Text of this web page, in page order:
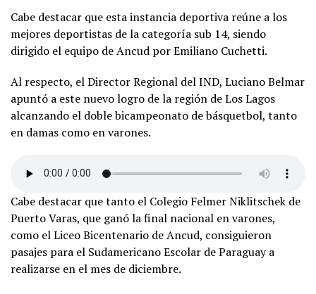
Cabe destacar que esta instancia deportiva reúne a los
mejores deportistas de la categoría sub 14, siendo
dirigido el equipo de Ancud por Emiliano Cuchetti.
Al respecto, el Director Regional del IND, Luciano Belmar
apuntó a este nuevo logro de la región de Los Lagos
alcanzando el doble bicampeonato de básquetbol, tanto
en damas como en varones.
Cabe destacar que tanto el Colegio Felmer Niklitschek de
Puerto Varas, que ganó la final nacional en varones,
como el Liceo Bicentenario de Ancud, consiguieron
pasajes para el Sudamericano Escolar de Paraguay a
realizarse en el mes de diciembre.